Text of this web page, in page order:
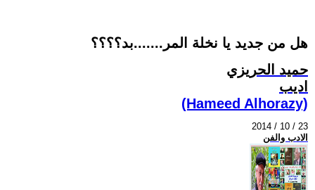
هل من جديد يا نخلة المر.......بد؟؟؟؟
حميد الحريزي
اديب
(Hameed Alhorazy)
2014 / 10 / 23
الادب والفن